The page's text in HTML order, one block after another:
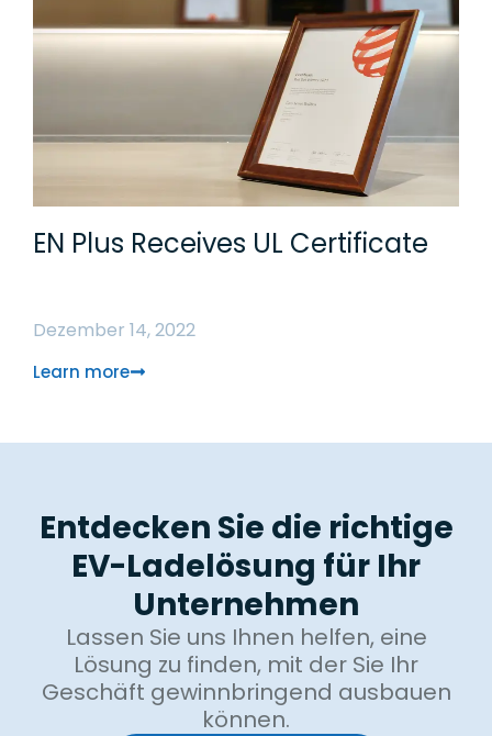
EN Plus Receives UL Certificate
Dezember 14, 2022
Learn more
Entdecken Sie die richtige
EV-Ladelösung für Ihr
Unternehmen
Lassen Sie uns Ihnen helfen, eine
Lösung zu finden, mit der Sie Ihr
Geschäft gewinnbringend ausbauen
können.